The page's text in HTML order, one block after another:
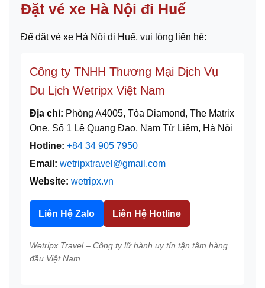
Đặt vé xe Hà Nội đi Huế
Để đặt vé xe Hà Nội đi Huế, vui lòng liên hệ:
Công ty TNHH Thương Mại Dịch Vụ
Du Lịch Wetripx Việt Nam
Địa chỉ: Phòng A4005, Tòa Diamond, The Matrix
One, Số 1 Lê Quang Đạo, Nam Từ Liêm, Hà Nội
Hotline: +84 34 905 7950
Email: wetripxtravel@gmail.com
Website: wetripx.vn
Liên Hệ Zalo Liên Hệ Hotline
Wetripx Travel – Công ty lữ hành uy tín tận tâm hàng
đầu Việt Nam